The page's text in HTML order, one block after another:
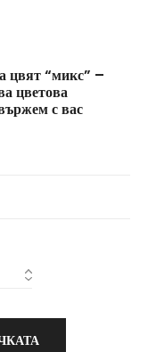
цвят “микс” –
цветова
с вас